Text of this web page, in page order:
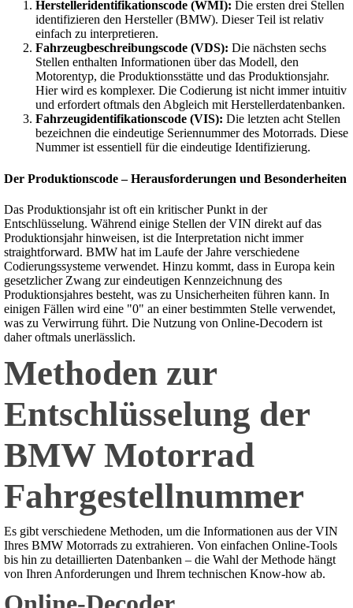
Herstelleridentifikationscode (WMI): Die ersten drei Stellen
identifizieren den Hersteller (BMW). Dieser Teil ist relativ
einfach zu interpretieren.
Fahrzeugbeschreibungscode (VDS): Die nächsten sechs
Stellen enthalten Informationen über das Modell, den
Motorentyp, die Produktionsstätte und das Produktionsjahr.
Hier wird es komplexer. Die Codierung ist nicht immer intuitiv
und erfordert oftmals den Abgleich mit Herstellerdatenbanken.
Fahrzeugidentifikationscode (VIS): Die letzten acht Stellen
bezeichnen die eindeutige Seriennummer des Motorrads. Diese
Nummer ist essentiell für die eindeutige Identifizierung.
Der Produktionscode – Herausforderungen und Besonderheiten
Das Produktionsjahr ist oft ein kritischer Punkt in der
Entschlüsselung. Während einige Stellen der VIN direkt auf das
Produktionsjahr hinweisen, ist die Interpretation nicht immer
straightforward. BMW hat im Laufe der Jahre verschiedene
Codierungssysteme verwendet. Hinzu kommt, dass in Europa kein
gesetzlicher Zwang zur eindeutigen Kennzeichnung des
Produktionsjahres besteht, was zu Unsicherheiten führen kann. In
einigen Fällen wird eine "0" an einer bestimmten Stelle verwendet,
was zu Verwirrung führt. Die Nutzung von Online-Decodern ist
daher oftmals unerlässlich.
Methoden zur
Entschlüsselung der
BMW Motorrad
Fahrgestellnummer
Es gibt verschiedene Methoden, um die Informationen aus der VIN
Ihres BMW Motorrads zu extrahieren. Von einfachen Online-Tools
bis hin zu detaillierten Datenbanken – die Wahl der Methode hängt
von Ihren Anforderungen und Ihrem technischen Know-how ab.